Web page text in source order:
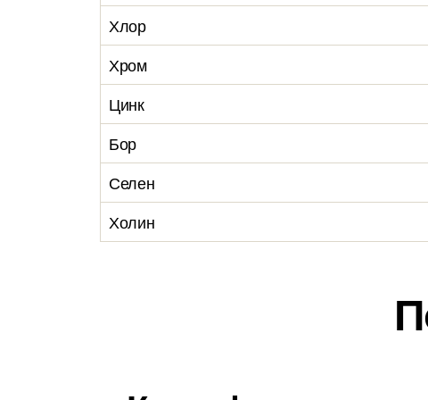
Хлор
Хром
Цинк
Бор
Селен
Холин